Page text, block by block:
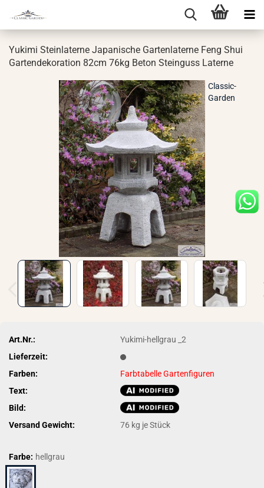
Yu­ki­mi Stein­la­ter­ne Ja­pa­ni­sche Gar­ten­la­ter­ne Feng Shui
Gar­ten­de­ko­ra­ti­on 82cm 76kg Beton Stein­guss La­ter­ne
Classic-
Garden
Art.Nr.:
Yukimi-hellgrau _2
Lieferzeit:
Farben:
Farbtabelle Gartenfiguren
Text:
Bild:
Versand Gewicht:
76 kg je Stück
Farbe: hellgrau